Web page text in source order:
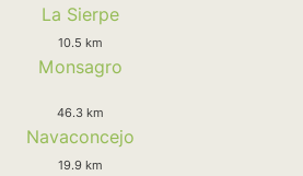
La Sierpe
10.5 km
Monsagro
46.3 km
Navaconcejo
19.9 km